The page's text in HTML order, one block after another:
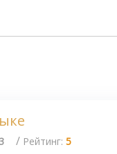
3 / Рейтинг: 5